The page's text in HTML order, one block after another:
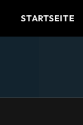
STARTSEITE